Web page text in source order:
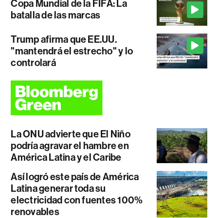
Copa Mundial de la FIFA: La
batalla de las marcas
Trump afirma que EE.UU.
"mantendrá el estrecho" y lo
controlará
La ONU advierte que El Niño
podría agravar el hambre en
América Latina y el Caribe
Así logró este país de América
Latina generar toda su
electricidad con fuentes 100%
renovables